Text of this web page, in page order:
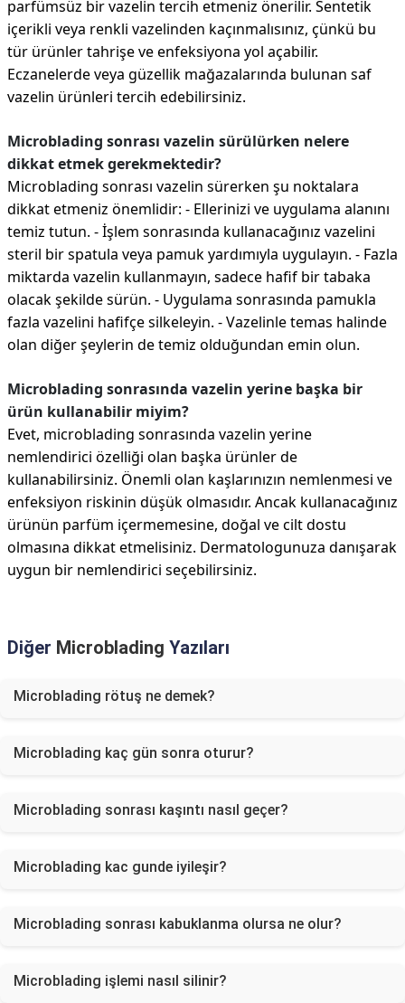
parfümsüz bir vazelin tercih etmeniz önerilir. Sentetik
içerikli veya renkli vazelinden kaçınmalısınız, çünkü bu
tür ürünler tahrişe ve enfeksiyona yol açabilir.
Eczanelerde veya güzellik mağazalarında bulunan saf
vazelin ürünleri tercih edebilirsiniz.
Microblading sonrası vazelin sürülürken nelere
dikkat etmek gerekmektedir?
Microblading sonrası vazelin sürerken şu noktalara
dikkat etmeniz önemlidir: - Ellerinizi ve uygulama alanını
temiz tutun. - İşlem sonrasında kullanacağınız vazelini
steril bir spatula veya pamuk yardımıyla uygulayın. - Fazla
miktarda vazelin kullanmayın, sadece hafif bir tabaka
olacak şekilde sürün. - Uygulama sonrasında pamukla
fazla vazelini hafifçe silkeleyin. - Vazelinle temas halinde
olan diğer şeylerin de temiz olduğundan emin olun.
Microblading sonrasında vazelin yerine başka bir
ürün kullanabilir miyim?
Evet, microblading sonrasında vazelin yerine
nemlendirici özelliği olan başka ürünler de
kullanabilirsiniz. Önemli olan kaşlarınızın nemlenmesi ve
enfeksiyon riskinin düşük olmasıdır. Ancak kullanacağınız
ürünün parfüm içermemesine, doğal ve cilt dostu
olmasına dikkat etmelisiniz. Dermatologunuza danışarak
uygun bir nemlendirici seçebilirsiniz.
Diğer Microblading Yazıları
Microblading rötuş ne demek?
Microblading kaç gün sonra oturur?
Microblading sonrası kaşıntı nasıl geçer?
Microblading kac gunde iyileşir?
Microblading sonrası kabuklanma olursa ne olur?
Microblading işlemi nasıl silinir?